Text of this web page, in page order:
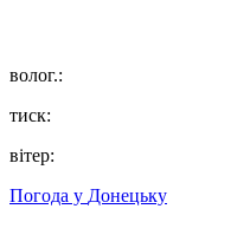
волог.:
тиск:
вітер:
Погода у Донецьку